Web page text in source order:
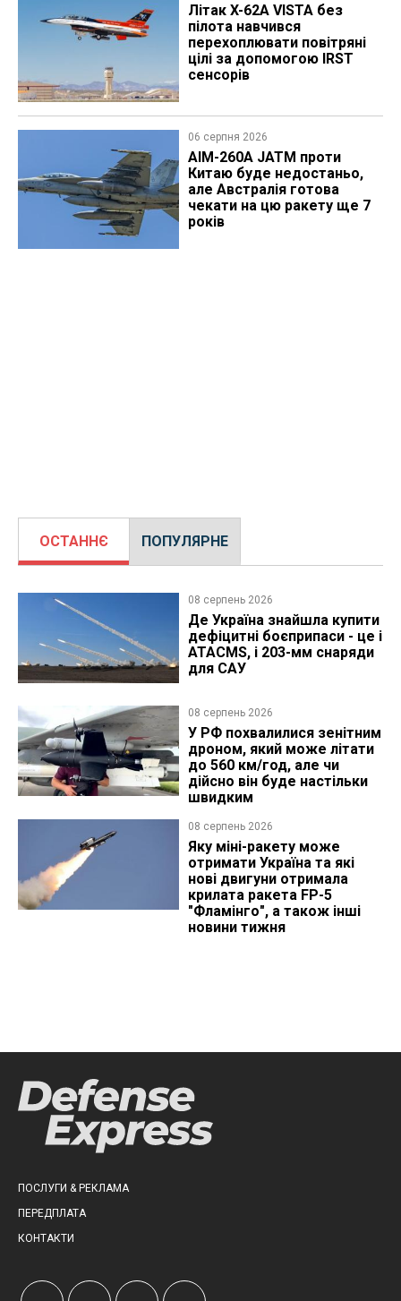
Літак X-62A VISTA без
пілота навчився
перехоплювати повітряні
цілі за допомогою IRST
сенсорів
06 серпня 2026
AIM-260A JATM проти
Китаю буде недостаньо,
але Австралія готова
чекати на цю ракету ще 7
років
ОСТАННЄ ПОПУЛЯРНЕ
08 серпень 2026
Де Україна знайшла купити
дефіцитні боєприпаси - це і
ATACMS, і 203-мм снаряди
для САУ
08 серпень 2026
У РФ похвалилися зенітним
дроном, який може літати
до 560 км/год, але чи
дійсно він буде настільки
швидким
08 серпень 2026
Яку міні-ракету може
отримати Україна та які
нові двигуни отримала
крилата ракета FP-5
"Фламінго", а також інші
новини тижня
ПОСЛУГИ & РЕКЛАМА
ПЕРЕДПЛАТА
КОНТАКТИ